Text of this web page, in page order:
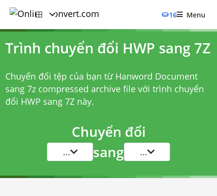
16 Menu
Trình chuyển đổi HWP sang 7Z
Chuyển đổi tệp của bạn từ Hanword Document
sang 7z compressed archive file với trình chuyển
đổi HWP sang 7Znày.
Chuyển đổi
... sang ...